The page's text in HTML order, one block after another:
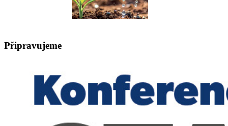
Připravujeme